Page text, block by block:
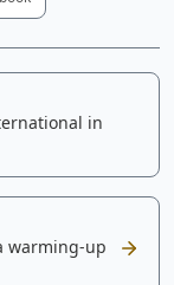
in
warming-up